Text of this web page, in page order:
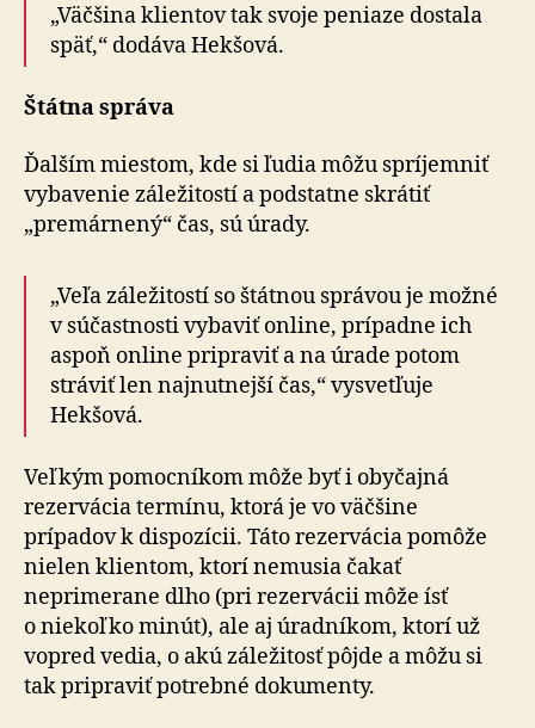
„Väčšina klientov tak svoje peniaze dostala
späť,“ dodáva Hekšová.
Štátna správa
Ďalším miestom, kde si ľudia môžu spríjemniť
vybavenie záležitostí a podstatne skrátiť
„premárnený“ čas, sú úrady.
„Veľa záležitostí so štátnou správou je možné
v súčastnosti vybaviť online, prípadne ich
aspoň online pripraviť a na úrade potom
stráviť len najnutnejší čas,“ vysvetľuje
Hekšová.
Veľkým pomocníkom môže byť i obyčajná
rezervácia termínu, ktorá je vo väčšine
prípadov k dispozícii. Táto rezervácia pomôže
nielen klientom, ktorí nemusia čakať
neprimerane dlho (pri rezervácii môže ísť
o niekoľko minút), ale aj úradníkom, ktorí už
vopred vedia, o akú záležitosť pôjde a môžu si
tak pripraviť potrebné dokumenty.